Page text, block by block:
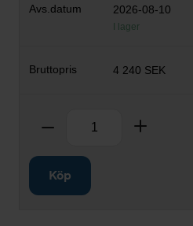
2026-08-10
I lager
4 240 SEK
Ta bort
Köp